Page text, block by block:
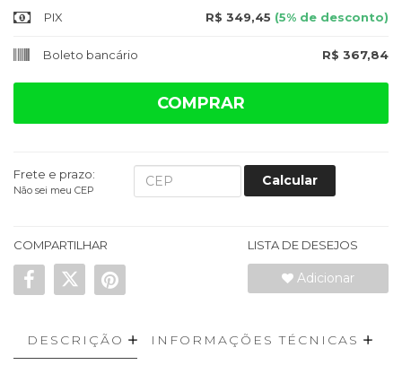
PIX R$ 349,45 (5% de desconto)
Boleto bancário R$ 367,84
COMPRAR
Frete e prazo:
Não sei meu CEP
Calcular
COMPARTILHAR LISTA DE DESEJOS
Adicionar
DESCRIÇÃO INFORMAÇÕES TÉCNICAS